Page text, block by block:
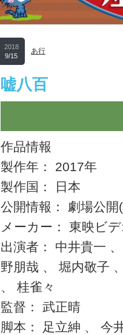
2018
9/15
あ行
嘘八百
作品情報
製作年： 2017年
製作国： 日本
公開情報： 劇場公
メーカー： 東映ビ
出演者： 中井貴一
野朋哉 、 堀内敬子
、 桂雀々
監督： 武正晴
脚本： 足立紳 、 今